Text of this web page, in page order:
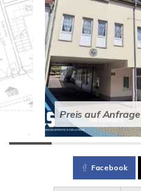
Preis auf Anfrage
Facebook